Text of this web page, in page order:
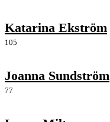
Katarina Ekström
105
Joanna Sundström
77